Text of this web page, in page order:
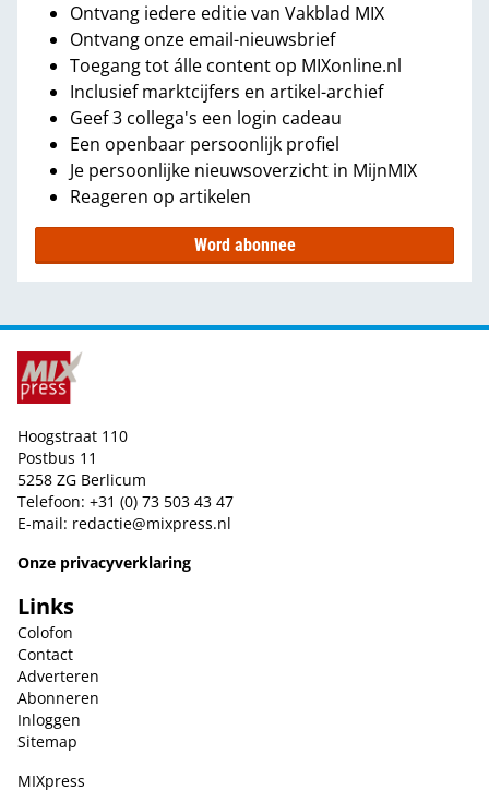
Ontvang iedere editie van Vakblad MIX
Ontvang onze email-nieuwsbrief
Toegang tot álle content op MIXonline.nl
Inclusief marktcijfers en artikel-archief
Geef 3 collega's een login cadeau
Een openbaar persoonlijk profiel
Je persoonlijke nieuwsoverzicht in MijnMIX
Reageren op artikelen
Word abonnee
Hoogstraat 110
Postbus 11
5258 ZG Berlicum
Telefoon: +31 (0) 73 503 43 47
E-mail: redactie@mixpress.nl
Onze privacyverklaring
Links
Colofon
Contact
Adverteren
Abonneren
Inloggen
Sitemap
MIXpress